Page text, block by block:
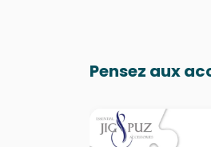
Pensez aux